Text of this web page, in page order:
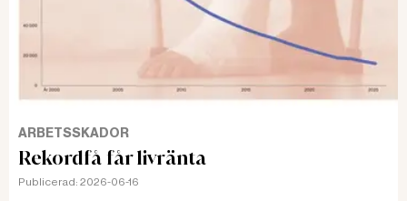
ARBETSSKADOR
Rekordfå får livränta
Publicerad: 2026-06-16